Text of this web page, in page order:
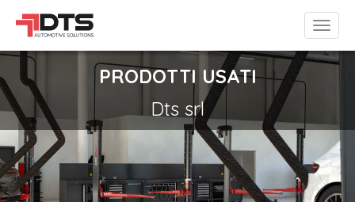
PRODOTTI USATI
Dts srl